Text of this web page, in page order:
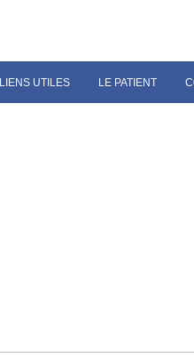
LIENS UTILES LE PATIENT